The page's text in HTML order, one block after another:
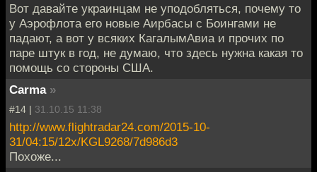
Вот давайте украинцам не уподобляться, почему то
у Аэрофлота его новые Аирбасы с Боингами не
падают, а вот у всяких КагалымАвиа и прочих по
паре штук в год, не думаю, что здесь нужна какая то
помощь со стороны США.
Carma »
#14 | 31.10.15 11:38
http://www.flightradar24.com/2015-10-
31/04:15/12x/KGL9268/7d986d3
Похоже...